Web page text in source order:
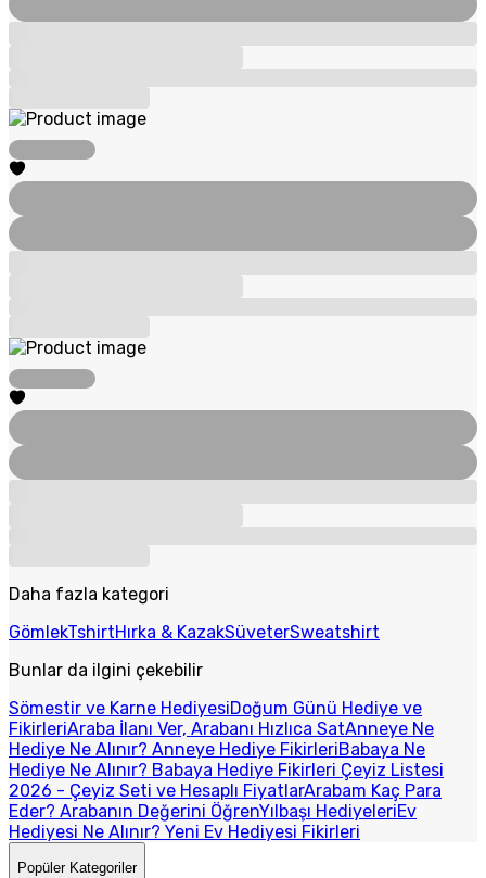
Daha fazla kategori
GömlekTshirtHırka & KazakSüveterSweatshirt
Bunlar da ilgini çekebilir
Sömestir ve Karne HediyesiDoğum Günü Hediye ve
FikirleriAraba İlanı Ver, Arabanı Hızlıca SatAnneye Ne
Hediye Ne Alınır? Anneye Hediye FikirleriBabaya Ne
Hediye Ne Alınır? Babaya Hediye Fikirleri Çeyiz Listesi
2026 - Çeyiz Seti ve Hesaplı FiyatlarArabam Kaç Para
Eder? Arabanın Değerini ÖğrenYılbaşı HediyeleriEv
Hediyesi Ne Alınır? Yeni Ev Hediyesi Fikirleri
Popüler Kategoriler